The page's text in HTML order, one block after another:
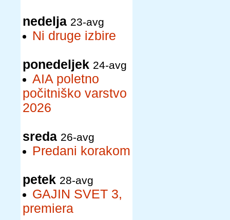
nedelja 23-avg
Ni druge izbire
ponedeljek 24-avg
AIA poletno
počitniško varstvo
2026
sreda 26-avg
Predani korakom
petek 28-avg
GAJIN SVET 3,
premiera